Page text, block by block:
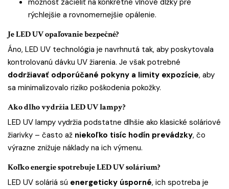
rýchlejšie a rovnomernejšie opálenie.
Je LED UV opaľovanie bezpečné?
Áno, LED UV technológia je navrhnutá tak, aby poskytovala
kontrolovanú dávku UV žiarenia. Je však potrebné
dodržiavať odporúčané pokyny a limity expozície, aby
sa minimalizovalo riziko poškodenia pokožky.
Ako dlho vydržia LED UV lampy?
LED UV lampy vydržia podstatne dlhšie ako klasické soláriové
žiarivky – často až niekoľko tisíc hodín prevádzky, čo
výrazne znižuje náklady na ich výmenu.
Koľko energie spotrebuje LED UV solárium?
LED UV soláriá sú energeticky úsporné, ich spotreba je